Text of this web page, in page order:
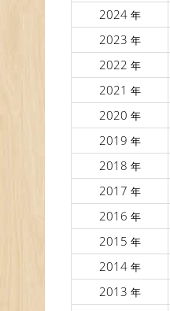
2024 年
2023 年
2022 年
2021 年
2020 年
2019 年
2018 年
2017 年
2016 年
2015 年
2014 年
2013 年